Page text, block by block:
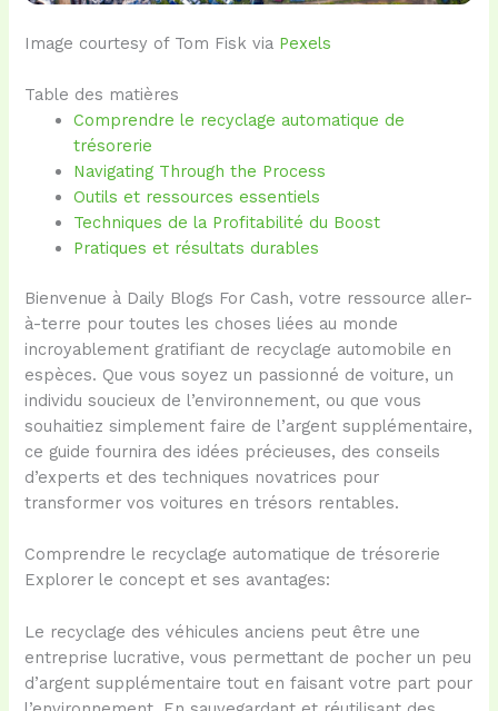
Image courtesy of Tom Fisk via Pexels
Table des matières
Comprendre le recyclage automatique de
trésorerie
Navigating Through the Process
Outils et ressources essentiels
Techniques de la Profitabilité du Boost
Pratiques et résultats durables
Bienvenue à Daily Blogs For Cash, votre ressource aller-
à-terre pour toutes les choses liées au monde
incroyablement gratifiant de recyclage automobile en
espèces. Que vous soyez un passionné de voiture, un
individu soucieux de l’environnement, ou que vous
souhaitiez simplement faire de l’argent supplémentaire,
ce guide fournira des idées précieuses, des conseils
d’experts et des techniques novatrices pour
transformer vos voitures en trésors rentables.
Comprendre le recyclage automatique de trésorerie
Explorer le concept et ses avantages:
Le recyclage des véhicules anciens peut être une
entreprise lucrative, vous permettant de pocher un peu
d’argent supplémentaire tout en faisant votre part pour